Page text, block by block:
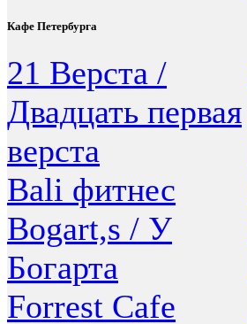
Кафе Петербурга
21 Верста /
Двадцать первая
верста
Bali фитнес
Bogart,s / У
Богарта
Forrest Cafe